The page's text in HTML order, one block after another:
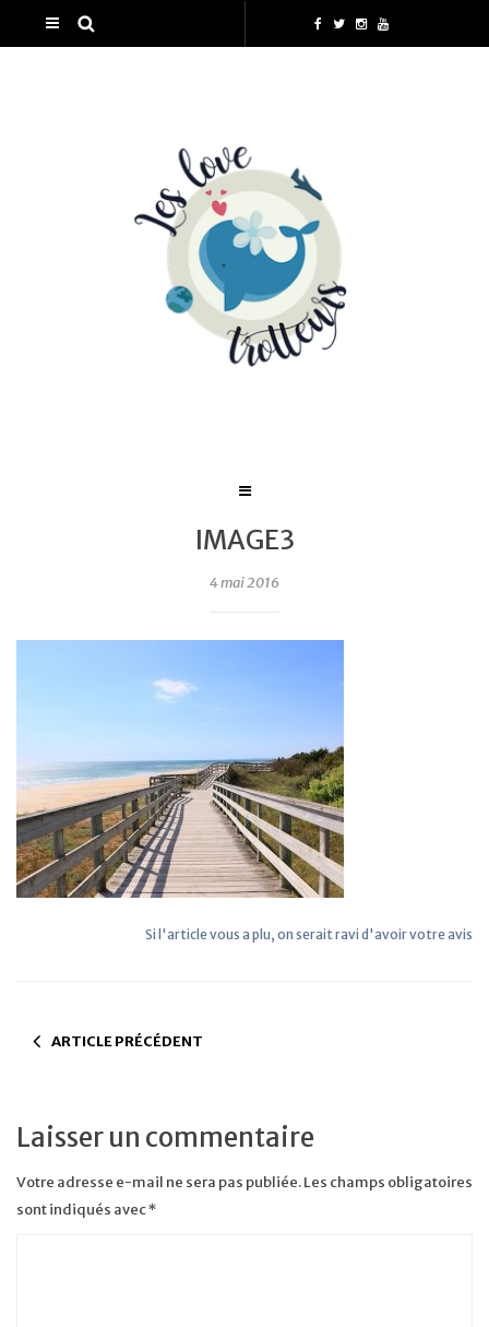
IMAGE3
4 mai 2016
Si l'article vous a plu, on serait ravi d'avoir votre avis
ARTICLE PRÉCÉDENT
Laisser un commentaire
Votre adresse e-mail ne sera pas publiée.Les champs obligatoires
sont indiqués avec*